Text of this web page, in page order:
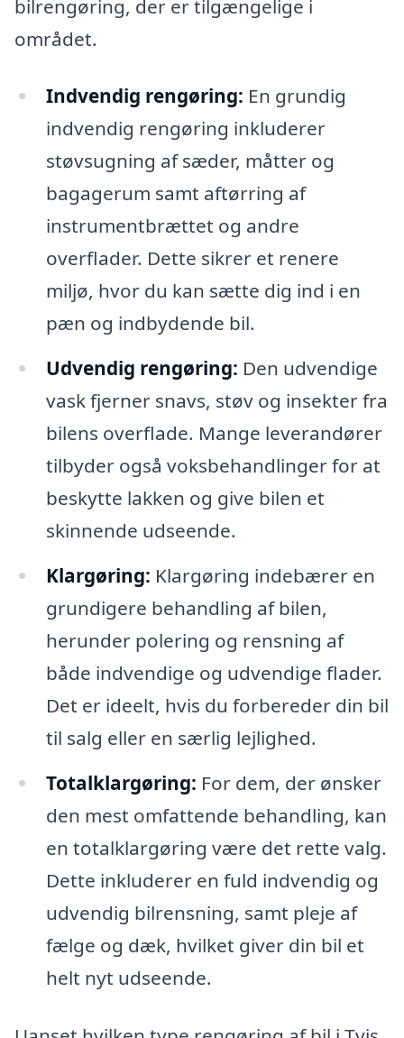
bilrengøring, der er tilgængelige i
området.
Indvendig rengøring: En grundig
indvendig rengøring inkluderer
støvsugning af sæder, måtter og
bagagerum samt aftørring af
instrumentbrættet og andre
overflader. Dette sikrer et renere
miljø, hvor du kan sætte dig ind i en
pæn og indbydende bil.
Udvendig rengøring: Den udvendige
vask fjerner snavs, støv og insekter fra
bilens overflade. Mange leverandører
tilbyder også voksbehandlinger for at
beskytte lakken og give bilen et
skinnende udseende.
Klargøring: Klargøring indebærer en
grundigere behandling af bilen,
herunder polering og rensning af
både indvendige og udvendige flader.
Det er ideelt, hvis du forbereder din bil
til salg eller en særlig lejlighed.
Totalklargøring: For dem, der ønsker
den mest omfattende behandling, kan
en totalklargøring være det rette valg.
Dette inkluderer en fuld indvendig og
udvendig bilrensning, samt pleje af
fælge og dæk, hvilket giver din bil et
helt nyt udseende.